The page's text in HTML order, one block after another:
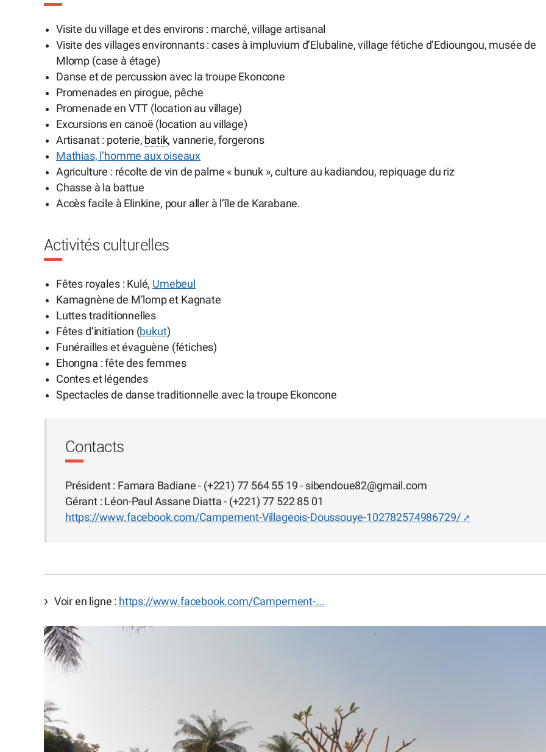
Visite du village et des environs : marché, village artisanal
Visite des villages environnants : cases à impluvium d’Elubaline, village fétiche d’Edioungou, musée de
Mlomp (case à étage)
Danse et de percussion avec la troupe Ekoncone
Promenades en pirogue, pêche
Promenade en VTT (location au village)
Excursions en canoë (location au village)
Artisanat : poterie, batik, vannerie, forgerons
Mathias, l’homme aux oiseaux
Agriculture : récolte de vin de palme « bunuk », culture au kadiandou, repiquage du riz
Chasse à la battue
Accès facile à Elinkine, pour aller à l’île de Karabane.
Activités culturelles
Fêtes royales : Kulé, Umebeul
Kamagnène de M’lomp et Kagnate
Luttes traditionnelles
Fêtes d’initiation (bukut)
Funérailles et évaguène (fétiches)
Ehongna : fête des femmes
Contes et légendes
Spectacles de danse traditionnelle avec la troupe Ekoncone
Contacts
Président : Famara Badiane - (+221) 77 564 55 19 - sibendoue82@gmail.com
Gérant : Léon-Paul Assane Diatta - (+221) 77 522 85 01
https://www.facebook.com/Campement-Villageois-Doussouye-102782574986729/
Voir en ligne : https://www.facebook.com/Campement-...